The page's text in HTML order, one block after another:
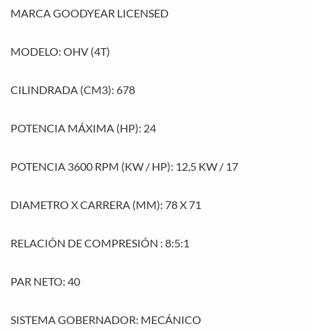
MARCA GOODYEAR LICENSED
MODELO: OHV (4T)
CILINDRADA (CM3): 678
POTENCIA MÁXIMA (HP): 24
POTENCIA 3600 RPM (KW / HP): 12,5 KW / 17
DIAMETRO X CARRERA (MM): 78 X 71
RELACIÓN DE COMPRESIÓN : 8:5:1
PAR NETO: 40
SISTEMA GOBERNADOR: MECÁNICO